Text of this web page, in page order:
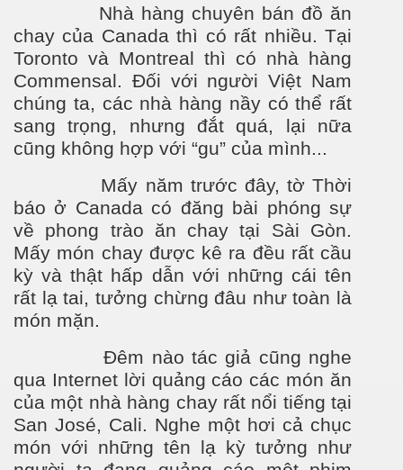
Nhà hàng chuyên bán đồ ăn
chay của Canada thì có rất nhiều. Tại
Toronto và Montreal thì có nhà hàng
Commensal. Đối với người Việt Nam
chúng ta, các nhà hàng nầy có thể rất
sang trọng, nhưng đắt quá, lại nữa
cũng không hợp với “gu” của mình...
Mấy năm trước đây, tờ Thời
báo ở Canada có đăng bài phóng sự
về phong trào ăn chay tại Sài Gòn.
Mấy món chay được kê ra đều rất cầu
kỳ và thật hấp dẫn với những cái tên
rất lạ tai, tưởng chừng đâu như toàn là
món mặn.
Đêm nào tác giả cũng nghe
qua Internet lời quảng cáo các món ăn
của một nhà hàng chay rất nổi tiếng tại
San José, Cali. Nghe một hơi cả chục
món với những tên lạ kỳ tưởng như